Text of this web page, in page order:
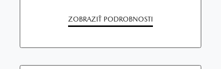
ZOBRAZIŤ PODROBNOSTI